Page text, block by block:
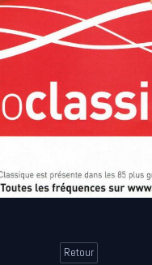
Retour